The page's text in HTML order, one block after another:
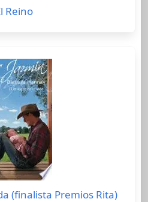
Reino
(finalista Premios Rita)